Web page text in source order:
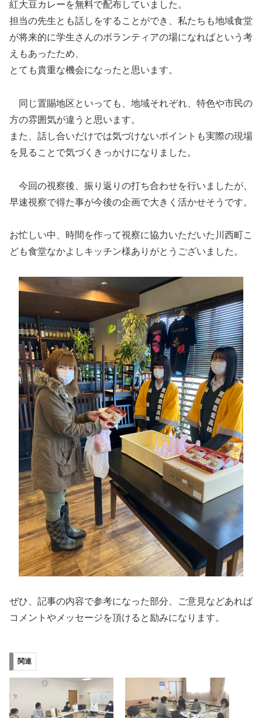
紅大豆カレーを無料で配布していました。
担当の先生とも話しをすることができ、私たちも地域食堂
が将来的に学生さんのボランティアの場になればという考
えもあったため、
とても貴重な機会になったと思います。
同じ置賜地区といっても、地域それぞれ、特色や市民の
方の雰囲気が違うと思います。
また、話し合いだけでは気づけないポイントも実際の現場
を見ることで気づくきっかけになりました。
今回の視察後、振り返りの打ち合わせを行いましたが、
早速視察で得た事が今後の企画で大きく活かせそうです。
お忙しい中、時間を作って視察に協力いただいた川西町こ
ども食堂なかよしキッチン様ありがとうございました。
ぜひ、記事の内容で参考になった部分、ご意見などあれば
コメントやメッセージを頂けると励みになります。
関連